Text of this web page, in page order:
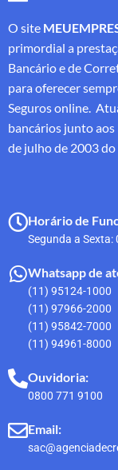
O site
primordial a
Bancário e de
para oferecer
Seguros online.
bancários junto aos
de julho de 2003 do
Horário de
Segunda a Sexta:
Whatsapp de
(11) 95124-1000
(11) 97966-2000
(11) 95842-7000
(11) 94961-8000
Ouvidoria:
0800 771 9100
Email: